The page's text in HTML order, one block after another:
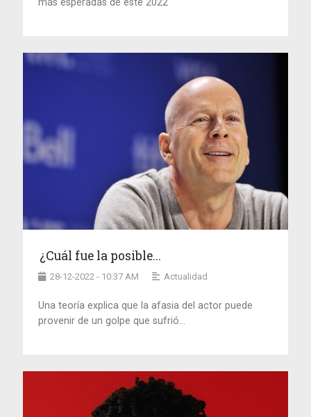
¿Cuál fue la posible...
28-12-2022 - 10:37 AM Actualidad
Una teoría explica que la afasia del actor puede
provenir de un golpe que sufrió...